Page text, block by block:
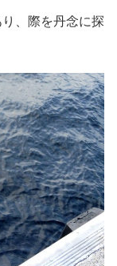
、際を丹念に探